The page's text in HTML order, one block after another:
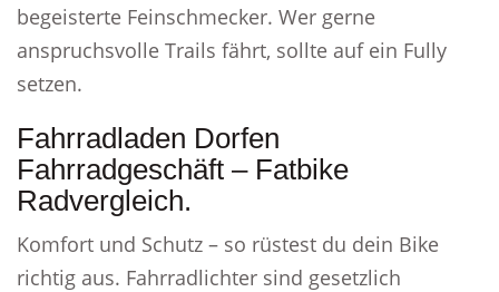
begeisterte Feinschmecker. Wer gerne
anspruchsvolle Trails fährt, sollte auf ein Fully
setzen.
Fahrradladen Dorfen
Fahrradgeschäft – Fatbike
Radvergleich.
Komfort und Schutz – so rüstest du dein Bike
richtig aus. Fahrradlichter sind gesetzlich